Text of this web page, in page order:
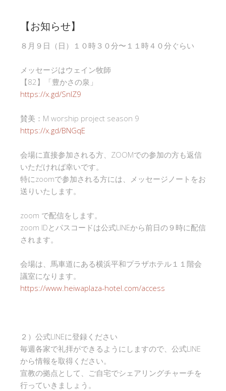
【お知らせ】
８月９日（日）１０時３０分〜１１時４０分ぐらい
メッセージはウェイン牧師
【82】「豊かさの泉」
https://x.gd/SnlZ9
賛美：M worship project season 9
https://x.gd/BNGqE
会場に直接参加される方、ZOOMでの参加の方も返信
いただければ幸いです。
特にzoomで参加される方には、メッセージノートをお
送りいたします。
zoom で配信をします。
zoom IDとパスコードは公式LINEから前日の９時に配信
されます。
会場は、馬車道にある横浜平和プラザホテル１１階会
議室になります。
https://www.heiwaplaza-hotel.com/access
２）公式LINEに登録ください
毎週各家で礼拝ができるようにしますので、公式LINE
から情報を取得ください。
宣教の拠点として、ご自宅でシェアリングチャーチを
行っていきましょう。